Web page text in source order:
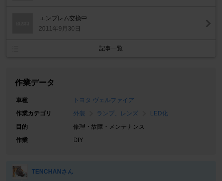
エンブレム交換中
2011年9月30日
記事一覧
作業データ
車種
トヨタ ヴェルファイア
作業カテゴリ
外装 ランプ、レンズ
LED化
目的
修理・故障・メンテナンス
作業
DIY
TENCHANさん